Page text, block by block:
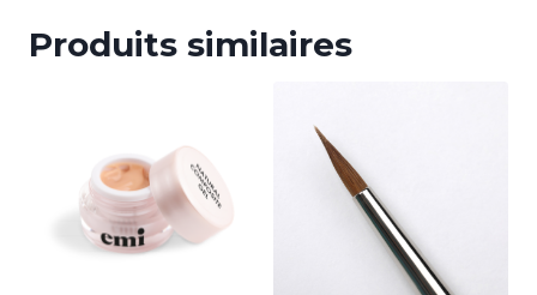
Produits similaires